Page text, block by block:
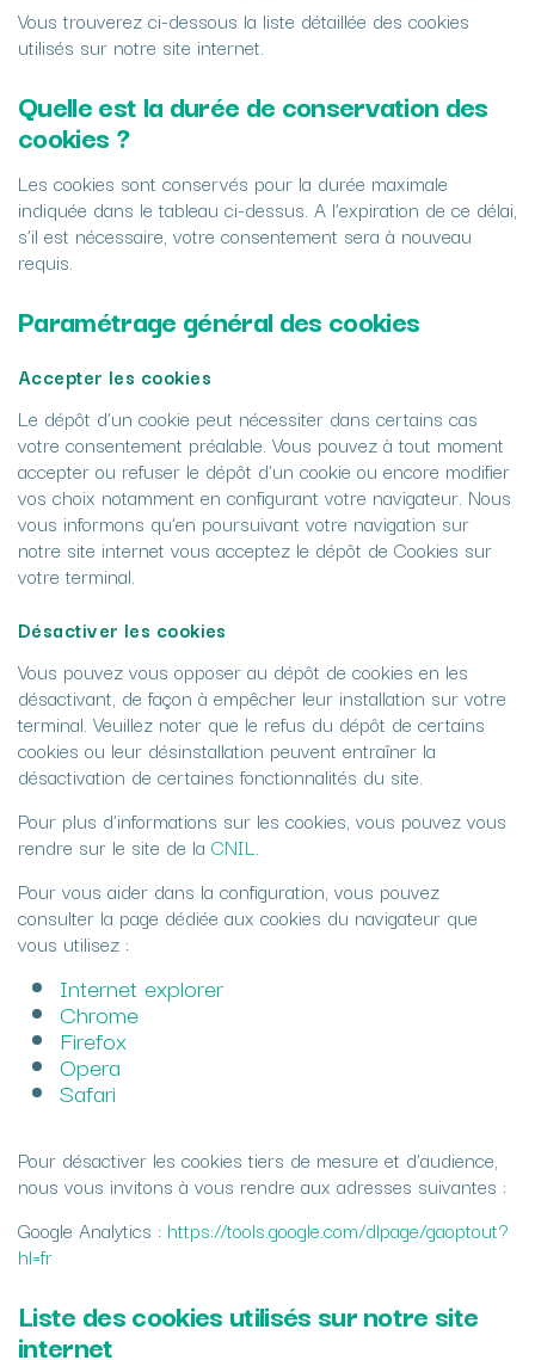
Vous trouverez ci-dessous la liste détaillée des cookies
utilisés sur notre site internet.
Quelle est la durée de conservation des
cookies ?
Les cookies sont conservés pour la durée maximale
indiquée dans le tableau ci-dessus. A l’expiration de ce délai,
s’il est nécessaire, votre consentement sera à nouveau
requis.
Paramétrage général des cookies
Accepter les cookies
Le dépôt d’un cookie peut nécessiter dans certains cas
votre consentement préalable. Vous pouvez à tout moment
accepter ou refuser le dépôt d’un cookie ou encore modifier
vos choix notamment en configurant votre navigateur. Nous
vous informons qu’en poursuivant votre navigation sur
notre site internet vous acceptez le dépôt de Cookies sur
votre terminal.
Désactiver les cookies
Vous pouvez vous opposer au dépôt de cookies en les
désactivant, de façon à empêcher leur installation sur votre
terminal. Veuillez noter que le refus du dépôt de certains
cookies ou leur désinstallation peuvent entraîner la
désactivation de certaines fonctionnalités du site.
Pour plus d’informations sur les cookies, vous pouvez vous
rendre sur le site de la CNIL.
Pour vous aider dans la configuration, vous pouvez
consulter la page dédiée aux cookies du navigateur que
vous utilisez :
Internet explorer
Chrome
Firefox
Opera
Safari
Pour désactiver les cookies tiers de mesure et d’audience,
nous vous invitons à vous rendre aux adresses suivantes :
Google Analytics : https://tools.google.com/dlpage/gaoptout?
hl=fr
Liste des cookies utilisés sur notre site
internet